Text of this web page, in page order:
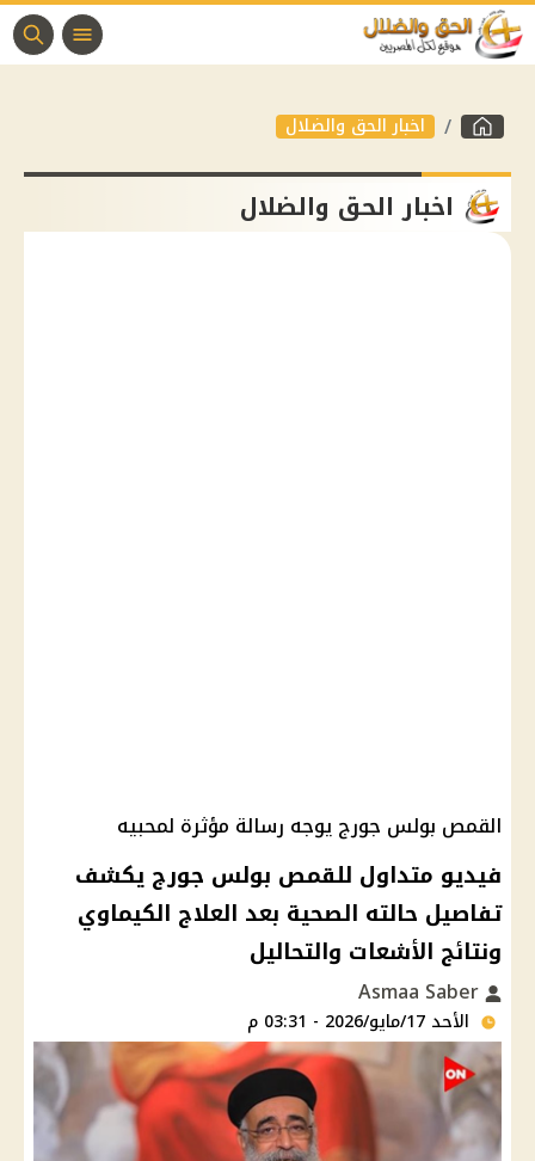
اخبار الحق والضلال
اخبار الحق والضلال
القمص بولس جورج يوجه رسالة مؤثرة لمحبيه
فيديو متداول للقمص بولس جورج يكشف
تفاصيل حالته الصحية بعد العلاج الكيماوي
ونتائج الأشعات والتحاليل
الأحد 17/مايو/2026 - 03:31 م